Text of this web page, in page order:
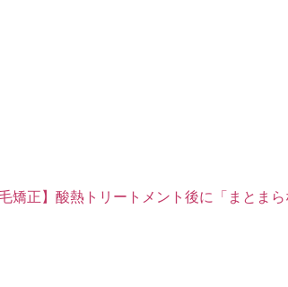
毛矯正】酸熱トリートメント後に「まとま